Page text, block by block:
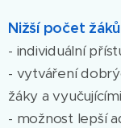
Nižší počet
- individuální
- vytváření
žáky a vyučujícími
- možnost lepší